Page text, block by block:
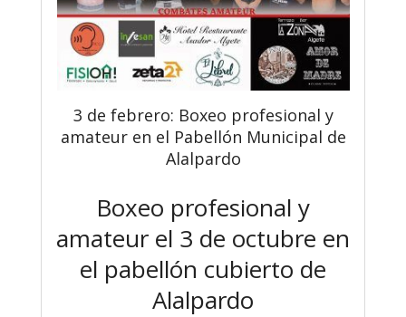
3 de febrero: Boxeo profesional y
amateur en el Pabellón Municipal de
Alalpardo
Boxeo profesional y
amateur el 3 de octubre en
el pabellón cubierto de
Alalpardo